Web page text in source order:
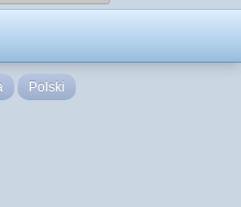
Polski